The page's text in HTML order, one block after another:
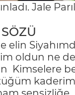
Jale
oldun ne
Kimselere